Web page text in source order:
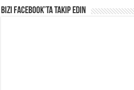
Bizi Facebook’ta Takip Edin